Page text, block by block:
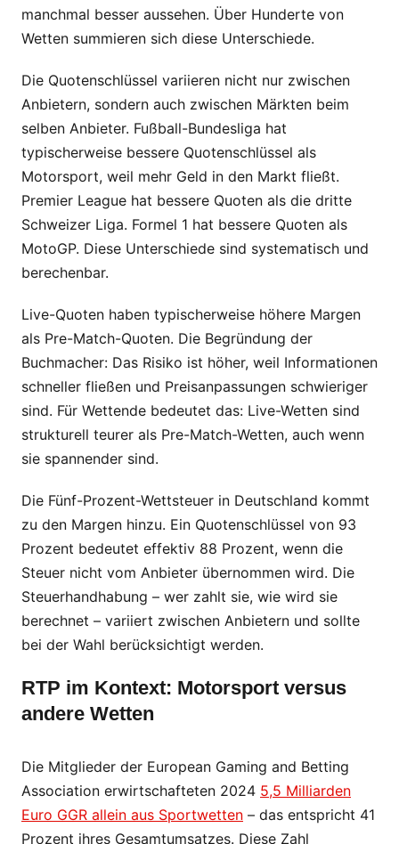
manchmal besser aussehen. Über Hunderte von
Wetten summieren sich diese Unterschiede.
Die Quotenschlüssel variieren nicht nur zwischen
Anbietern, sondern auch zwischen Märkten beim
selben Anbieter. Fußball-Bundesliga hat
typischerweise bessere Quotenschlüssel als
Motorsport, weil mehr Geld in den Markt fließt.
Premier League hat bessere Quoten als die dritte
Schweizer Liga. Formel 1 hat bessere Quoten als
MotoGP. Diese Unterschiede sind systematisch und
berechenbar.
Live-Quoten haben typischerweise höhere Margen
als Pre-Match-Quoten. Die Begründung der
Buchmacher: Das Risiko ist höher, weil Informationen
schneller fließen und Preisanpassungen schwieriger
sind. Für Wettende bedeutet das: Live-Wetten sind
strukturell teurer als Pre-Match-Wetten, auch wenn
sie spannender sind.
Die Fünf-Prozent-Wettsteuer in Deutschland kommt
zu den Margen hinzu. Ein Quotenschlüssel von 93
Prozent bedeutet effektiv 88 Prozent, wenn die
Steuer nicht vom Anbieter übernommen wird. Die
Steuerhandhabung – wer zahlt sie, wie wird sie
berechnet – variiert zwischen Anbietern und sollte
bei der Wahl berücksichtigt werden.
RTP im Kontext: Motorsport versus
andere Wetten
Die Mitglieder der European Gaming and Betting
Association erwirtschafteten 2024 5,5 Milliarden
Euro GGR allein aus Sportwetten – das entspricht 41
Prozent ihres Gesamtumsatzes. Diese Zahl